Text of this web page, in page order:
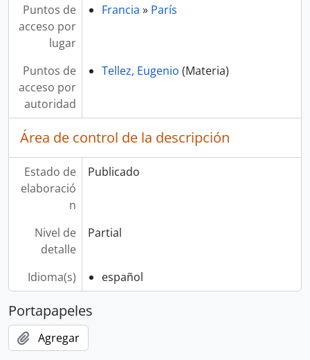
Puntos de
acceso por
lugar
Francia » París
Puntos de
acceso por
autoridad
Tellez, Eugenio (Materia)
Área de control de la descripción
Estado de
elaboració
n
Publicado
Nivel de
detalle
Partial
Idioma(s) español
Portapapeles
Agregar